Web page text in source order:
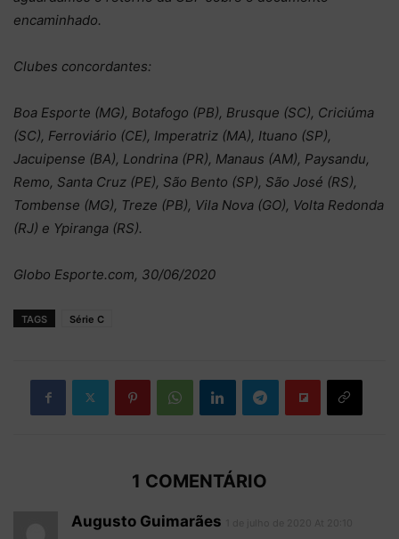
encaminhado.
Clubes concordantes:
Boa Esporte (MG), Botafogo (PB), Brusque (SC), Criciúma
(SC), Ferroviário (CE), Imperatriz (MA), Ituano (SP),
Jacuipense (BA), Londrina (PR), Manaus (AM), Paysandu,
Remo, Santa Cruz (PE), São Bento (SP), São José (RS),
Tombense (MG), Treze (PB), Vila Nova (GO), Volta Redonda
(RJ) e Ypiranga (RS).
Globo Esporte.com, 30/06/2020
TAGS Série C
1 COMENTÁRIO
Augusto Guimarães